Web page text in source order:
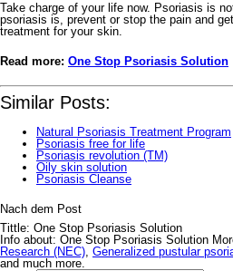
Take charge of your life now. Psoriasis is
psoriasis is, prevent or stop the pain and
treatment for your skin.
Read more: One Stop Psoriasis Solution
Similar Posts:
Natural Psoriasis Treatment Program
Psoriasis free for life
Psoriasis revolution (TM)
Oily skin solution
Psoriasis Cleanse
Nach dem Post
Tittle: One Stop Psoriasis Solution
Info about: One Stop Psoriasis Solution
Research (NEC) Generalized pustular
and much more.